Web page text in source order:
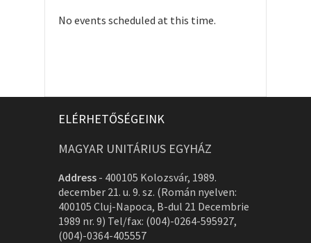
No events scheduled at this time.
ELÉRHETŐSÉGEINK
MAGYAR UNITÁRIUS EGYHÁZ
Address - 400105 Kolozsvár, 1989.
december 21. u. 9. sz. (Román nyelven:
400105 Cluj-Napoca, B-dul 21 Decembrie
1989 nr. 9) Tel/fax: (004)-0264-595927,
(004)-0364-405557